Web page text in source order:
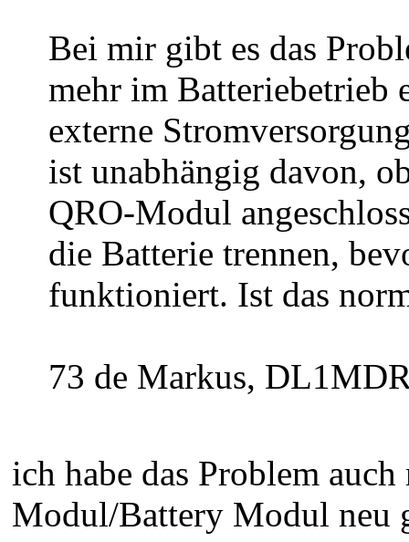
Bei mir gibt es das
mehr im Batteriebetrieb
externe
ist unabhängig davon,
QRO-Modul
die Batterie trennen,
funktioniert. Ist das
73 de Markus,
ich habe das Problem
Modul/Battery Modul neu